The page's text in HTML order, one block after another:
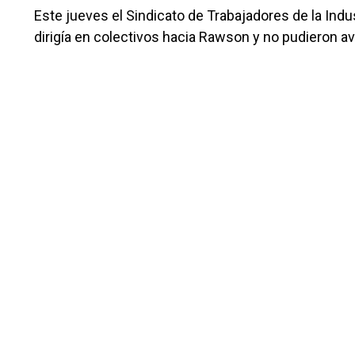
Este jueves el Sindicato de Trabajadores de la
dirigía en colectivos hacia Rawson y no pudieron